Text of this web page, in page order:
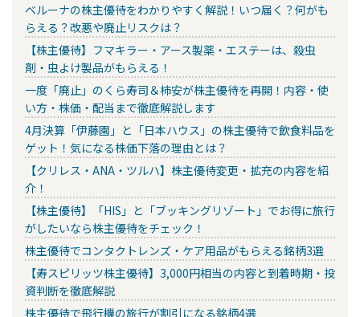
ベルーナの株主優待をわかりやすく解説！いつ届く？何がも
らえる？改悪や廃止リスクは？
【株主優待】フマキラー・アース製薬・エステーは、殺虫
剤・虫よけ製品がもらえる！
一度「廃止」のくら寿司＆柿安が株主優待を再開！内容・使
い方・株価・配当まで徹底解説します
4月決算「伊藤園」と「日本ハウス」の株主優待で飲食料品を
ゲット！気になる株価下落の理由とは？
【クリレス・ANA・ツルハ】株主優待変更・拡充の内容を紹
介！
【株主優待】「HIS」と「ブッキングリゾート」でお得に旅行
がしたいなら株主優待をチェック！
株主優待でコンタクトレンズ・ケア用品がもらえる銘柄3選
【寿スピリッツ株主優待】3,000円相当の内容と到着時期・投
資判断を徹底解説
株主優待で飛行機の旅行が割引になる銘柄4選